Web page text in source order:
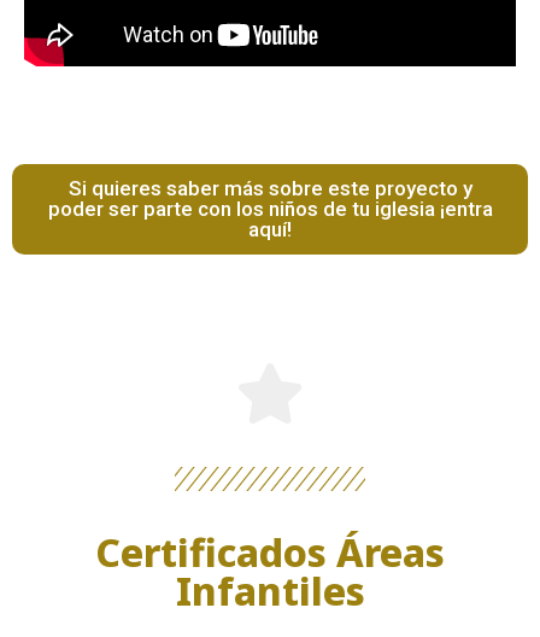
Si quieres saber más sobre este proyecto y
poder ser parte con los niños de tu iglesia ¡entra
aquí!
Certificados Áreas
Infantiles